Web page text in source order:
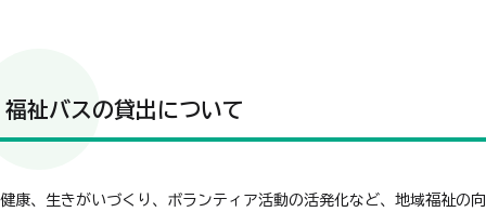
福祉バスの貸出について
健康、生きがいづくり、ボランティア活動の活発化など、地域福祉の向